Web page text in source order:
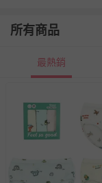
所有商品
最熱銷